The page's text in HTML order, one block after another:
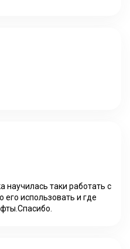
научилась таки работать с
его использовать и где